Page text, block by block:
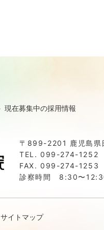
現在募集中の採用情報
〒899-2201 鹿児島県
TEL. 099-274-1252
FAX. 099-274-1253
診察時間 8:30〜
サイトマップ